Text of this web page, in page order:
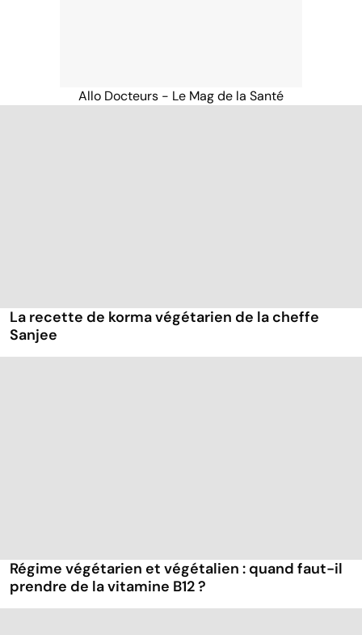
Allo Docteurs - Le Mag de la Santé
La recette de korma végétarien de la cheffe
Sanjee
Régime végétarien et végétalien : quand faut-il
prendre de la vitamine B12 ?